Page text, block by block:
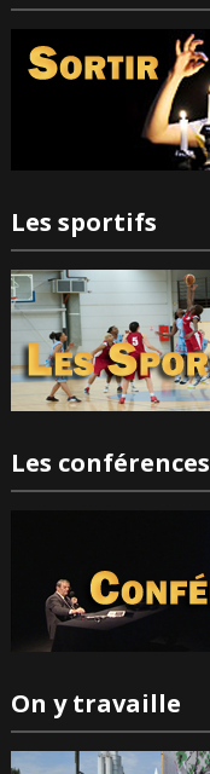
Les sportifs
Les conférences
On y travaille